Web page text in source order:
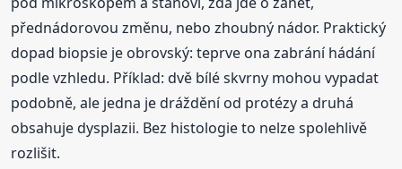
přednádorovou změnu, nebo zhoubný nádor. Praktický
dopad biopsie je obrovský: teprve ona zabrání hádání
podle vzhledu. Příklad: dvě bílé skvrny mohou vypadat
podobně, ale jedna je dráždění od protézy a druhá
obsahuje dysplazii. Bez histologie to nelze spolehlivě
rozlišit.